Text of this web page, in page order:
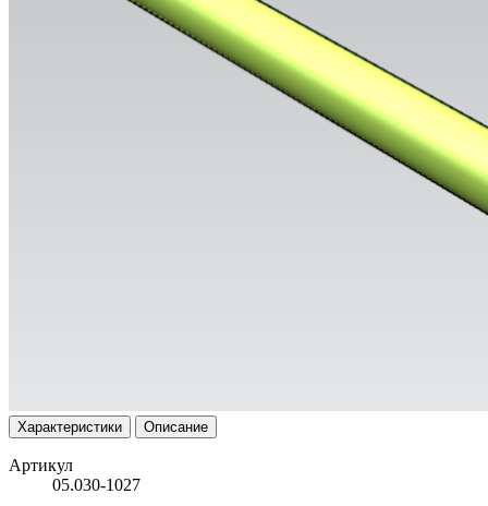
Характеристики Описание
Артикул
05.030-1027